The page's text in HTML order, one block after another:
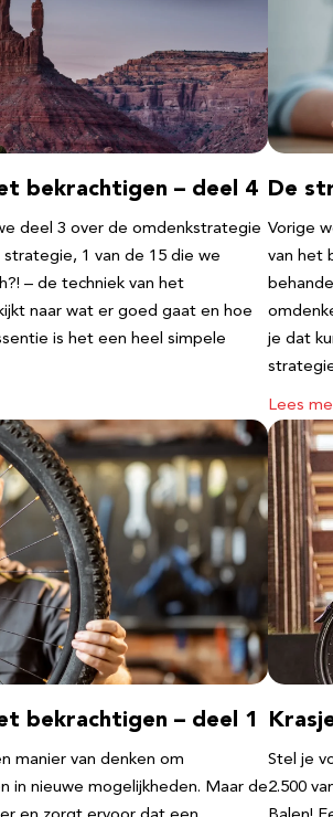
bekrachtigen – deel 4
deel 3 over de omdenkstrategie
1 van de 15 die we
– de techniek van het
naar wat er goed gaat en hoe
is het een heel simpele
De
Vorige
van het
je dat
Lees
bekrachtigen – deel 1
manier van denken om
in nieuwe mogelijkheden. Maar de
Stel je
2.500